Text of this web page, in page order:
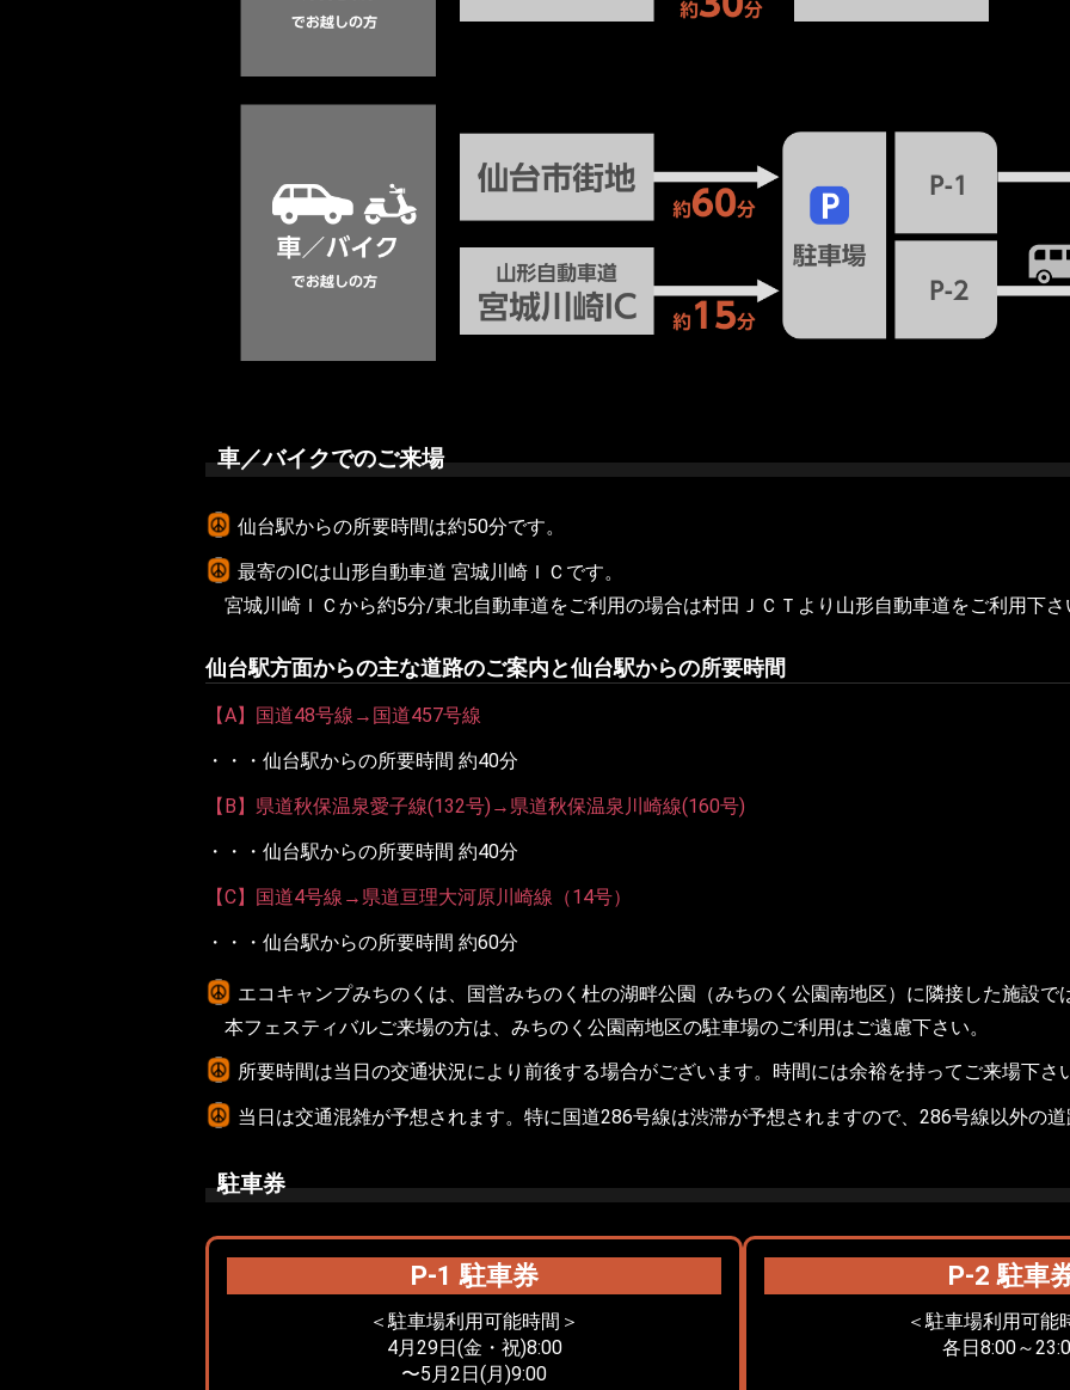
車／バイクでのご来場
仙台駅からの所要時間は約50分です。
最寄のICは山形自動車道 宮城川崎ＩＣです。
宮城川崎ＩＣから約5分/東北自動車道をご利用の場合は村田ＪＣＴより山形自動車道をご利用下さ
仙台駅方面からの主な道路のご案内と仙台駅からの所要時間
【A】国道48号線→国道457号線
・・・仙台駅からの所要時間 約40分
【B】県道秋保温泉愛子線(132号)→県道秋保温泉川崎線(160号)
・・・仙台駅からの所要時間 約40分
【C】国道4号線→県道亘理大河原川崎線（14号）
・・・仙台駅からの所要時間 約60分
エコキャンプみちのくは、国営みちのく杜の湖畔公園（みちのく公園南地区）に隣接した施設で
本フェスティバルご来場の方は、みちのく公園南地区の駐車場のご利用はご遠慮下さい。
所要時間は当日の交通状況により前後する場合がございます。時間には余裕を持ってご来場下さ
当日は交通混雑が予想されます。特に国道286号線は渋滞が予想されますので、286号線以外の
駐車券
P-1 駐車券
＜駐車場利用可能時間＞
4月29日(金・祝)8:00
〜5月2日(月)9:00
P-2 駐車
＜駐車場利用可能
各日8:00～